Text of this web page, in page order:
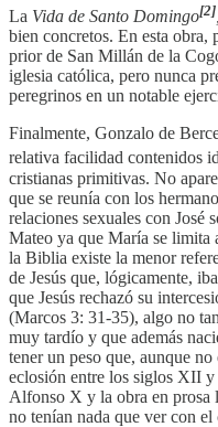
La Vida de Santo Domingo[2]
bien concretos. En esta obra,
prior de San Millán de la
iglesia católica, pero nunca
peregrinos en un notable
Finalmente, Gonzalo de
relativa facilidad contenidos
cristianas primitivas. No
que se reunía con los
relaciones sexuales con
Mateo ya que María se limita
la Biblia existe la menor
de Jesús que, lógicamente,
que Jesús rechazó su
(Marcos 3: 31-35), algo no
muy tardío y que además
tener un peso que, aunque
eclosión entre los siglos XII
Alfonso X y la obra en prosa
no tenían nada que ver con